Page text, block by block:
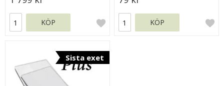
KÖP KÖP
Sista exet